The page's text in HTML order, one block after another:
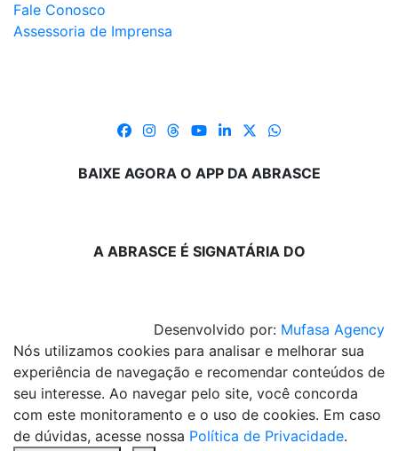
Fale Conosco
Assessoria de Imprensa
BAIXE AGORA O APP DA ABRASCE
A ABRASCE É SIGNATÁRIA DO
Desenvolvido por: Mufasa Agency
Nós utilizamos cookies para analisar e melhorar sua
experiência de navegação e recomendar conteúdos de
seu interesse. Ao navegar pelo site, você concorda
com este monitoramento e o uso de cookies. Em caso
de dúvidas, acesse nossa Política de Privacidade.